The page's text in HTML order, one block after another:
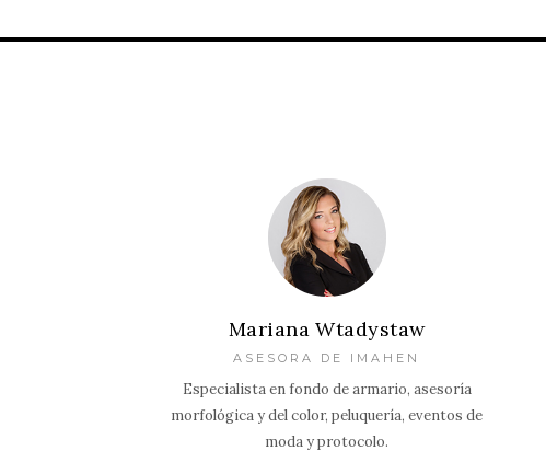
Mariana Wtadystaw
ASESORA DE IMAHEN
Especialista en fondo de armario, asesoría
morfológica y del color, peluquería, eventos de
moda y protocolo.